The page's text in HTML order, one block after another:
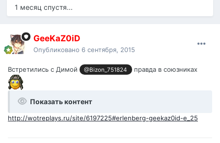
1 месяц спустя...
GeeKaZ0iD
Опубликовано 6 сентября, 2015
Встретились с Димой @Bizon_751824 правда в союзниках
Показать контент
http://wotreplays.ru/site/6197225#erlenberg-geekaz0id-e_25